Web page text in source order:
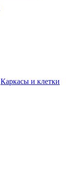
Каркасы и клетки